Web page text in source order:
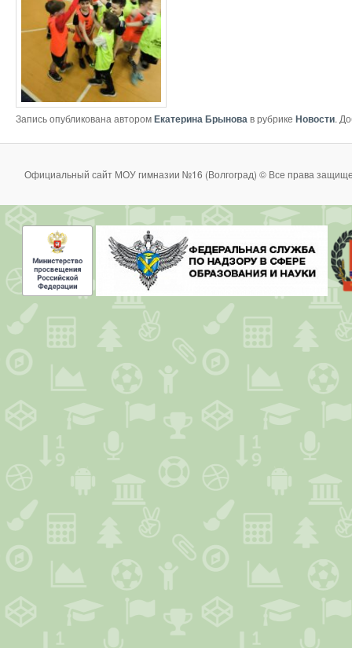
Запись опубликована авторомЕкатерина Брыновав рубрике Новости.
Официальный сайт МОУ гимназии №16 (Волгоград) © Все права